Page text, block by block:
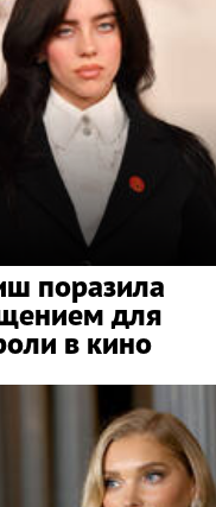
поразила
для
в кино